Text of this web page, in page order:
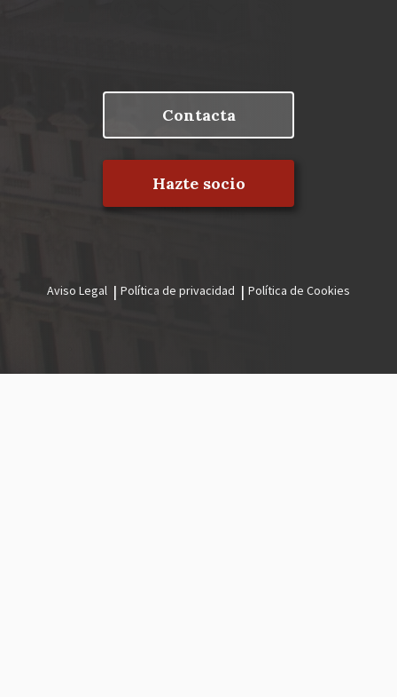
Contacta
Hazte socio
legal
Aviso Legal Política de privacidad Política de Cookies